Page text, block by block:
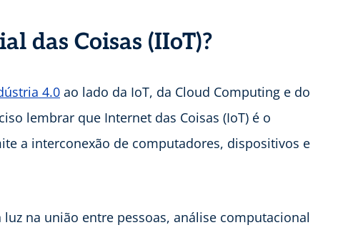
das Coisas (IIoT)?
4.0 ao lado da IoT, da Cloud Computing e do
lembrar que Internet das Coisas (IoT) é o
a interconexão de computadores, dispositivos e
na união entre pessoas, análise computacional